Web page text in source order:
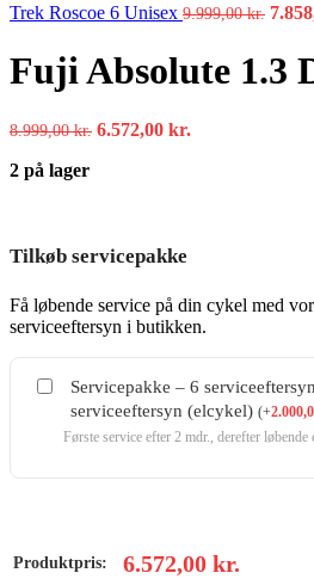
var:
Trek Roscoe 6 Unisex 9.999,00kr. Den
pris
var:
Fuji Absolute 1.3
8.999,00kr. Den
6.572,00 kr.
2 på lager
Tilkøb servicepakke
Få løbende service på din cykel med
serviceeftersyn i butikken.
Servicepakke – 6
serviceeftersyn (elcykel) (+
Første service efter 2 mdr., derefter
6.572,00 kr.